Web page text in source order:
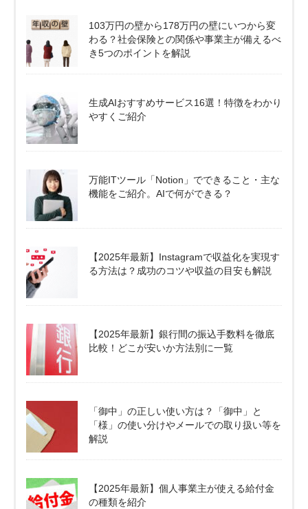
103万円の壁から178万円の壁にいつから変
わる？社会保険との関係や事業主が備えるべ
き5つのポイントを解説
生成AIおすすめサービス16選！特徴をわかり
やすくご紹介
万能ITツール「Notion」でできること・主な
機能をご紹介。AIで何ができる？
【2025年最新】Instagramで収益化を実現す
る方法は？成功のコツや収益の目安も解説
【2025年最新】銀行間の振込手数料を徹底
比較！どこが安いか方法別に一覧
「御中」の正しい使い方は？「御中」と
「様」の使い分けやメールでの取り扱い等を
解説
【2025年最新】個人事業主が使える給付金
の種類を紹介